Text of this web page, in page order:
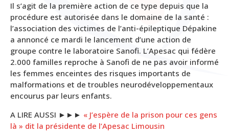
Il s’agit de la première action de ce type depuis que la
procédure est autorisée dans le domaine de la santé :
l’association des victimes de l’anti-épileptique Dépakine
a annoncé ce mardi le lancement d’une action de
groupe contre le laboratoire Sanofi. L’Apesac qui fédère
2.000 familles reproche à Sanofi de ne pas avoir informé
les femmes enceintes des risques importants de
malformations et de troubles neurodéveloppementaux
encourus par leurs enfants.
A LIRE AUSSI ►►► « J’espère de la prison pour ces gens
là » dit la présidente de l’Apesac Limousin